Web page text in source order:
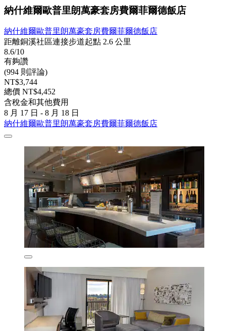
納什維爾歐普里朗萬豪套房費爾菲爾德飯店
納什維爾歐普里朗萬豪套房費爾菲爾德飯店
距離銅溪社區連接步道起點 2.6 公里
8.6/10
有夠讚
(994 則評論)
NT$3,744
總價 NT$4,452
含稅金和其他費用
8 月 17 日 - 8 月 18 日
納什維爾歐普里朗萬豪套房費爾菲爾德飯店